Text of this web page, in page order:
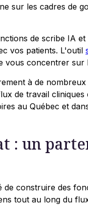
sur les cadres de
de scribe IA et
vos patients. L'outil
vous concentrer sur
à de
de travail cliniques
au Québec et
: un
construire des
tout au long du